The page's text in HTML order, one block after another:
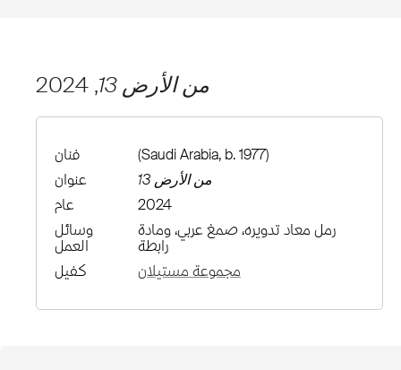
من الأرض 13 , 2024
فنان
(Saudi Arabia, b. 1977)
عنوان
من الأرض 13
عام
2024
وسائل
العمل
رمل معاد تدويره، صمغ عربي، ومادة
رابطة
كفيل
مجموعة مستيلان